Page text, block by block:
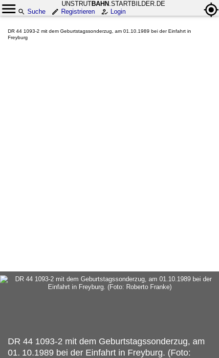
UNSTRUTBAHN .STARTBILDER.DE
Suche
Registrieren Login
DR 44 1093-2 mit dem Geburtstagssonderzug, am 01.10.1989 bei der Einfahrt in
Freyburg
DR 44 1093-2 mit dem Geburtstagssonderzug, am
01. 10.1989 bei der Einfahrt in Freyburg. (Foto: